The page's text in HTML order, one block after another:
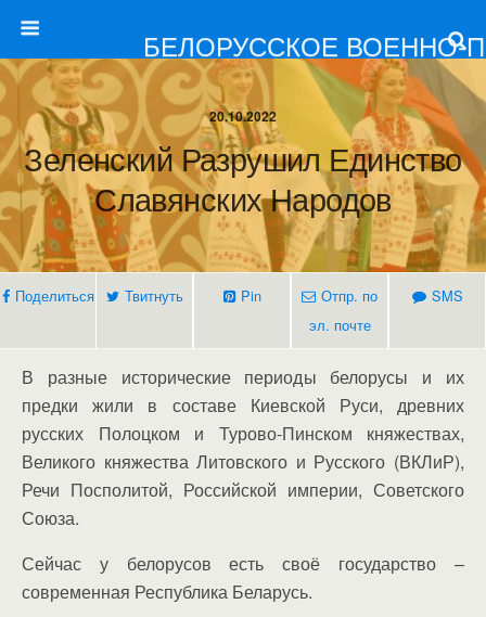
БЕЛОРУССКОЕ ВОЕННО-
20.10.2022
Зеленский Разрушил Единство
Славянских Народов
Поделиться Твитнуть Pin
Отпр. по
эл. почте
SMS
В разные исторические периоды белорусы и их
предки жили в составе Киевской Руси, древних
русских Полоцком и Турово-Пинском княжествах,
Великого княжества Литовского и Русского (ВКЛиР),
Речи Посполитой, Российской империи, Советского
Союза.
Сейчас у белорусов есть своё государство –
современная Республика Беларусь.